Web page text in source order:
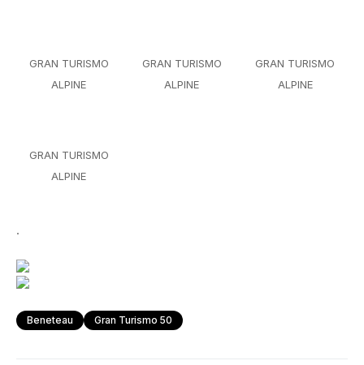
GRAN TURISMO
ALPINE
GRAN TURISMO
ALPINE
GRAN TURISMO
ALPINE
GRAN TURISMO
ALPINE
.
Beneteau Gran Turismo 50